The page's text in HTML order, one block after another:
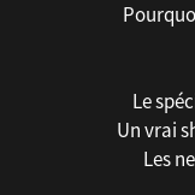
Le
Un vrai
Les